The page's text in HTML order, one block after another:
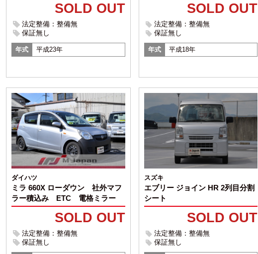
SOLD OUT
法定整備：整備無
保証無し
年式 平成23年
SOLD OUT
法定整備：整備無
保証無し
年式 平成18年
ダイハツ
ミラ 660X ローダウン 社外マフ
ラー積込み ETC 電格ミラー
SOLD OUT
法定整備：整備無
保証無し
スズキ
エブリー ジョイン HR 2列目分割
シート
SOLD OUT
法定整備：整備無
保証無し